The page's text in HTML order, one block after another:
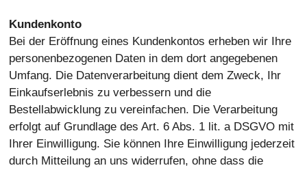
Kundenkonto
Bei der Eröffnung eines Kundenkontos erheben wir Ihre
personenbezogenen Daten in dem dort angegebenen
Umfang. Die Datenverarbeitung dient dem Zweck, Ihr
Einkaufserlebnis zu verbessern und die
Bestellabwicklung zu vereinfachen. Die Verarbeitung
erfolgt auf Grundlage des Art. 6 Abs. 1 lit. a DSGVO mit
Ihrer Einwilligung. Sie können Ihre Einwilligung jederzeit
durch Mitteilung an uns widerrufen, ohne dass die